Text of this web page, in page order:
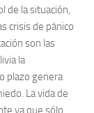
de la situación,
crisis de pánico
son las
la
plazo genera
La vida de
ya que sólo